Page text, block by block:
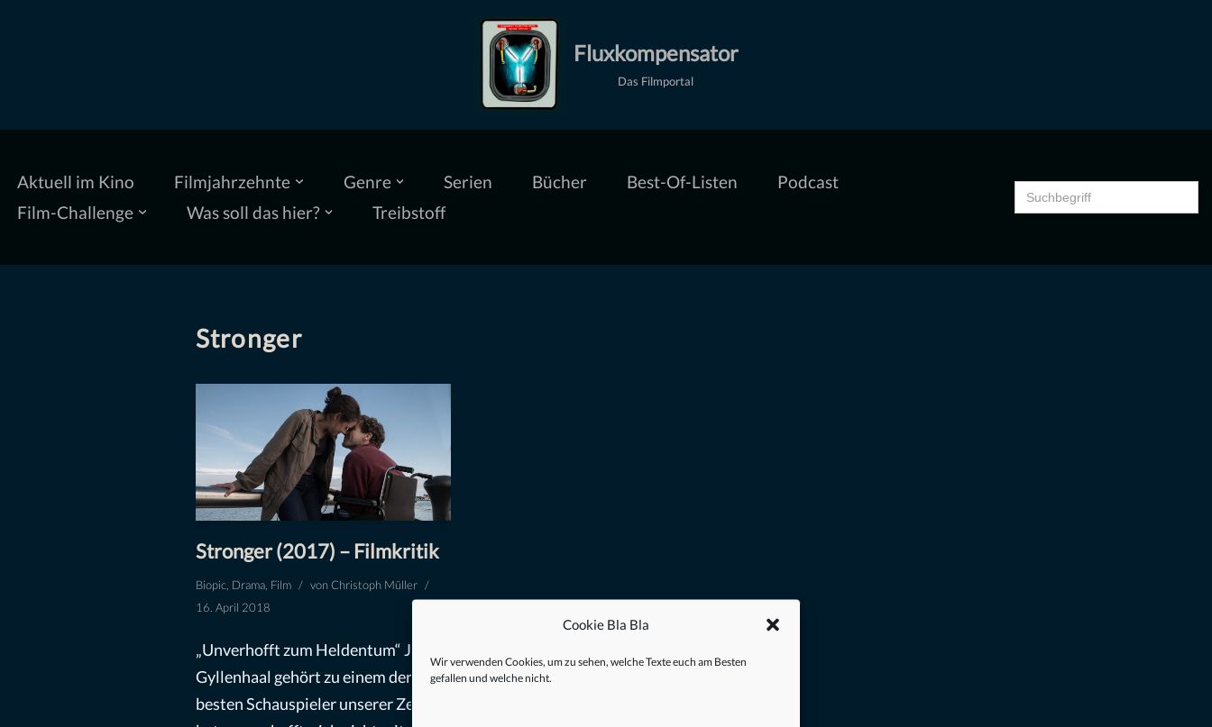
Cookie Bla Bla
Wir verwenden Cookies, um zu sehen, welche Texte euch am Besten
gefallen und welche nicht.
Fluxkompensator
Das Filmportal
Aktuell im Kino Filmjahrzehnte Genre Serien Bücher Best-Of-Listen
Podcast
Film-Challenge
Was soll das hier? Treibstoff
Search
for:
Stronger
Stronger (2017) – Filmkritik
Biopic, Drama, Film vonChristoph Müller
16. April 2018
„Unverhofft zum Heldentum“ Jake
Gyllenhaal gehört zu einem der
besten Schauspieler unserer Zeit. Er